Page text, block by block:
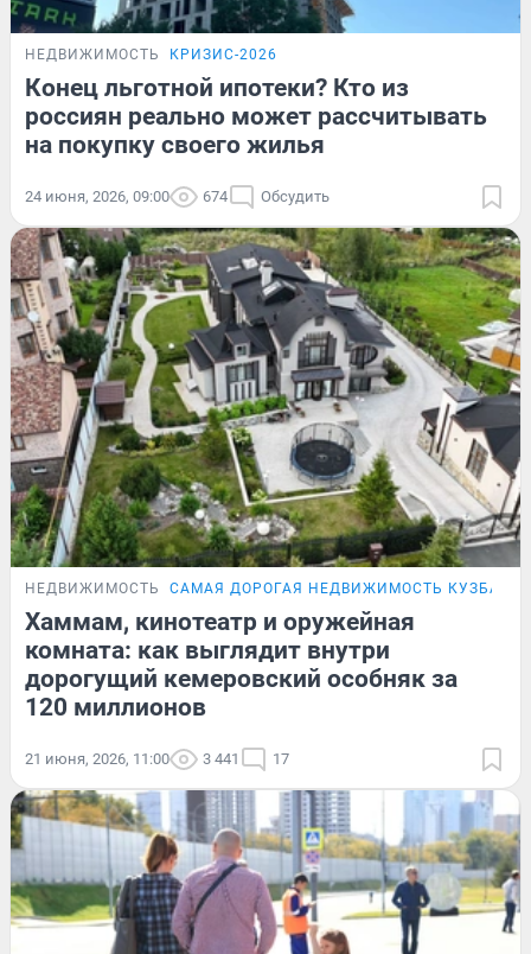
НЕДВИЖИМОСТЬ КРИЗИС-2026
Конец льготной ипотеки? Кто из
россиян реально может рассчитывать
на покупку своего жилья
24 июня, 2026, 09:00 674 Обсудить
НЕДВИЖИМОСТЬ САМАЯ ДОРОГАЯ НЕДВИЖИМОСТЬ КУЗБАССА
Хаммам, кинотеатр и оружейная
комната: как выглядит внутри
дорогущий кемеровский особняк за
120 миллионов
21 июня, 2026, 11:00 3 441 17